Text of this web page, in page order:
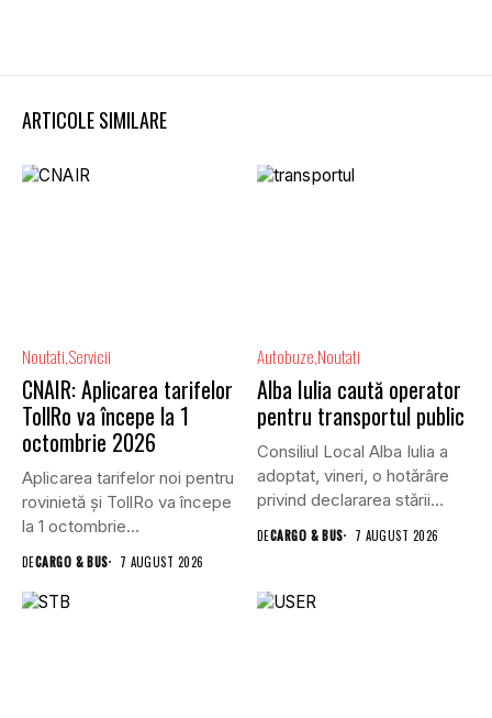
ARTICOLE SIMILARE
Noutati Servicii
CNAIR: Aplicarea tarifelor
TollRo va începe la 1
octombrie 2026
Aplicarea tarifelor noi pentru
rovinietă și TollRo va începe
la 1 octombrie...
DECARGO & BUS 7 AUGUST 2026
Autobuze Noutati
Alba Iulia caută operator
pentru transportul public
Consiliul Local Alba Iulia a
adoptat, vineri, o hotărâre
privind declararea stării...
DECARGO & BUS 7 AUGUST 2026